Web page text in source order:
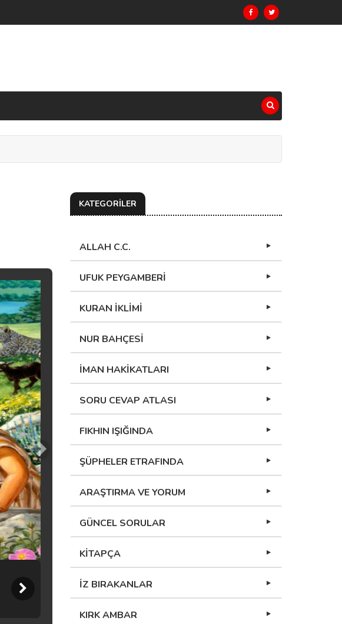
KATEGORİLER
ALLAH C.C.
UFUK PEYGAMBERİ
KURAN İKLİMİ
NUR BAHÇESİ
İMAN HAKİKATLARI
SORU CEVAP ATLASI
FIKHIN IŞIĞINDA
ŞÜPHELER ETRAFINDA
ARAŞTIRMA VE YORUM
GÜNCEL SORULAR
KİTAPÇA
İZ BIRAKANLAR
KIRK AMBAR